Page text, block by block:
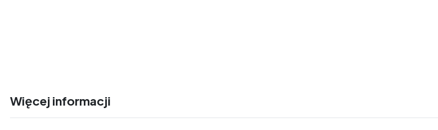
Więcej informacji